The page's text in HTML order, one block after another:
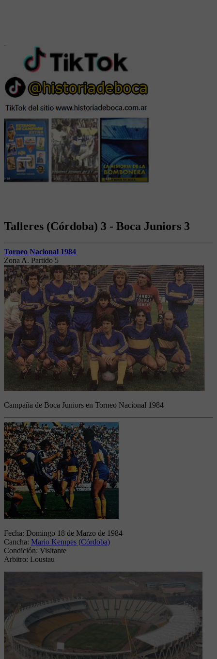
Talleres (Córdoba) 3 - Boca Juniors 3
Torneo Nacional 1984
Zona A. Partido 5
Campaña de Boca Juniors en Torneo Nacional 1984
Fecha: Domingo 18 de Marzo de 1984
Cancha: Mario Kempes (Córdoba)
Condición: Visitante
Arbitro: Loustau